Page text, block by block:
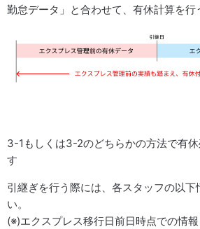
勤怠データ」と合わせて、有休計算を行
3-1もしくは3-2のどちらかの方法で有
す
引継ぎを行う際には、各スタッフの以下
い。
(※)エクスプレス移行日前日時点での情報